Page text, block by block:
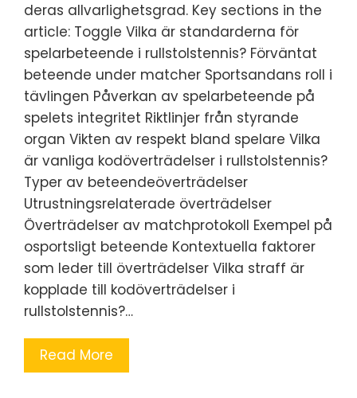
deras allvarlighetsgrad. Key sections in the
article: Toggle Vilka är standarderna för
spelarbeteende i rullstolstennis? Förväntat
beteende under matcher Sportsandans roll i
tävlingen Påverkan av spelarbeteende på
spelets integritet Riktlinjer från styrande
organ Vikten av respekt bland spelare Vilka
är vanliga kodöverträdelser i rullstolstennis?
Typer av beteendeöverträdelser
Utrustningsrelaterade överträdelser
Överträdelser av matchprotokoll Exempel på
osportsligt beteende Kontextuella faktorer
som leder till överträdelser Vilka straff är
kopplade till kodöverträdelser i
rullstolstennis?…
Read More